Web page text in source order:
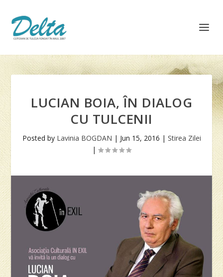
LUCIAN BOIA, ÎN DIALOG
CU TULCENII
Posted by Lavinia BOGDAN | Jun 15, 2016 | Stirea Zilei
|